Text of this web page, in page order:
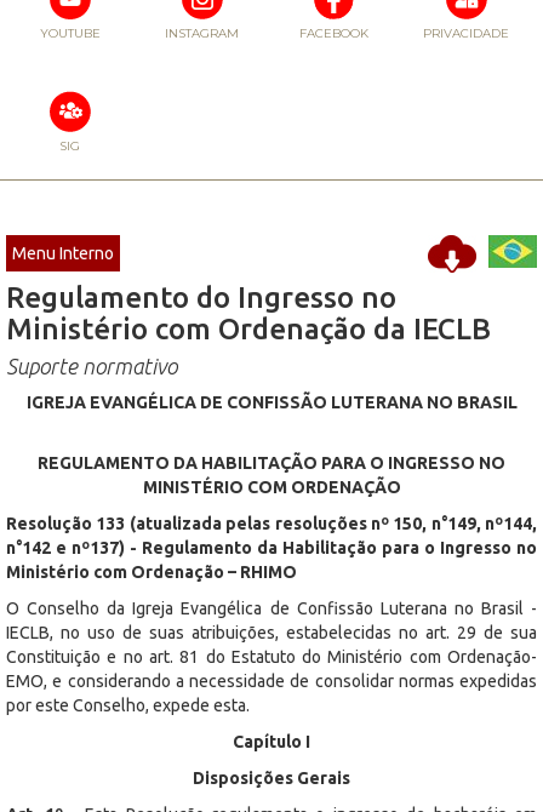
YOUTUBE INSTAGRAM FACEBOOK PRIVACIDADE
SIG
Menu Interno
Regulamento do Ingresso no
Ministério com Ordenação da IECLB
Suporte normativo
IGREJA EVANGÉLICA DE CONFISSÃO LUTERANA NO BRASIL
REGULAMENTO DA HABILITAÇÃO PARA O INGRESSO NO
MINISTÉRIO COM ORDENAÇÃO
Resolução 133 (atualizada pelas resoluções nº 150, n°149, nº144,
n°142 e nº137) - Regulamento da Habilitação para o Ingresso no
Ministério com Ordenação – RHIMO
O Conselho da Igreja Evangélica de Confissão Luterana no Brasil -
IECLB, no uso de suas atribuições, estabelecidas no art. 29 de sua
Constituição e no art. 81 do Estatuto do Ministério com Ordenação-
EMO, e considerando a necessidade de consolidar normas expedidas
por este Conselho, expede esta.
Capítulo I
Disposições Gerais